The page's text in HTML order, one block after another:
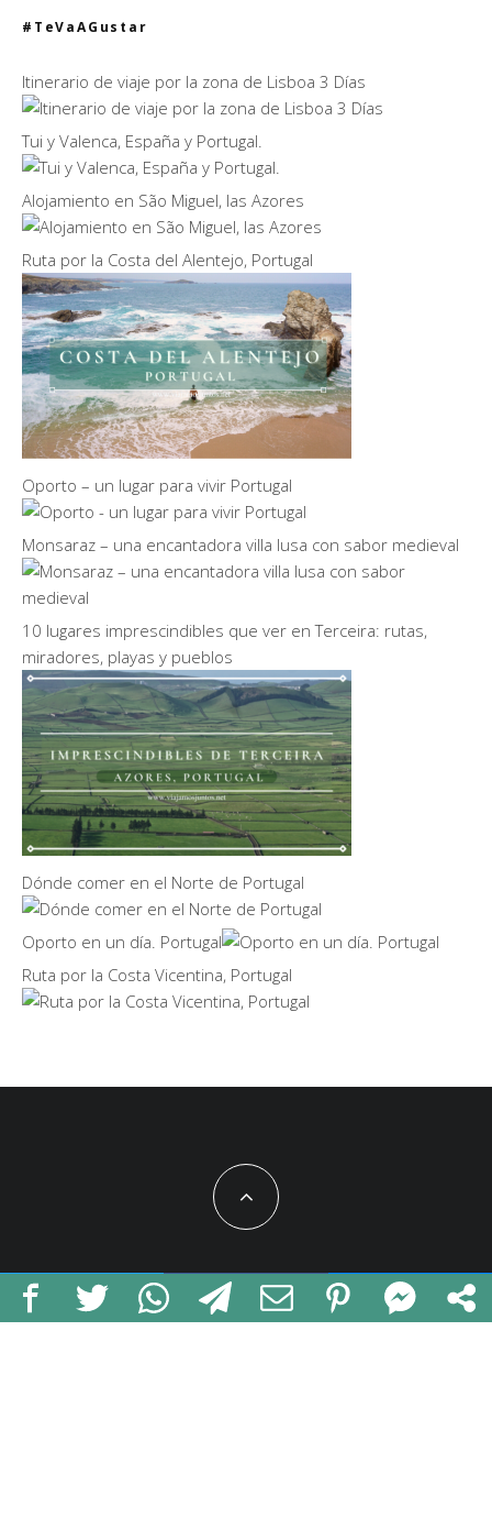
#TeVaAGustar
Itinerario de viaje por la zona de Lisboa 3 Días
Tui y Valenca, España y Portugal.
Alojamiento en São Miguel, las Azores
Ruta por la Costa del Alentejo, Portugal
Oporto – un lugar para vivir Portugal
Monsaraz – una encantadora villa lusa con sabor medieval
10 lugares imprescindibles que ver en Terceira: rutas,
miradores, playas y pueblos
Dónde comer en el Norte de Portugal
Oporto en un día. Portugal
Ruta por la Costa Vicentina, Portugal